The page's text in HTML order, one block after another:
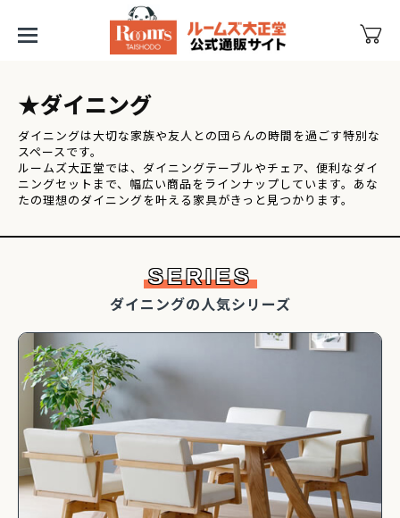
ームソファ
SN【リビン
/寝室/シェー
レザーテックス カウチソフ
ァ マウルス2 プライム
PLT【在庫色/特注色】オッ
¥139,800
リビングソファ ライラ198
3人掛 1人掛 ウォッシャブ
ル フルカバーリング 野田産
¥ 32,450
税込
〜
★ダイニング
ダイニングは大切な家族や友人との団らんの時間を過ごす特別な
スペースです。
ルームズ大正堂では、ダイニングテーブルやチェア、便利なダイ
ニングセットまで、幅広い商品をラインナップしています。あな
たの理想のダイニングを叶える家具がきっと見つかります。
SERIES
ダイニングの人気シリーズ